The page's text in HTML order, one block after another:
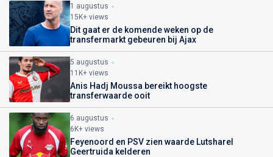
1 augustus
15K+ views
Dit gaat er de komende weken op de
transfermarkt gebeuren bij Ajax
5 augustus
11K+ views
Anis Hadj Moussa bereikt hoogste
transferwaarde ooit
6 augustus
6K+ views
Feyenoord en PSV zien waarde Lutsharel
Geertruida kelderen